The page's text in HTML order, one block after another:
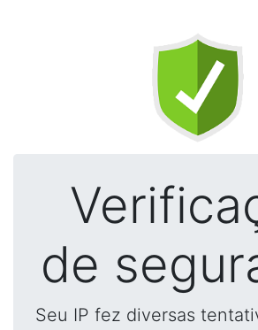
de
Seu IP fez diversas